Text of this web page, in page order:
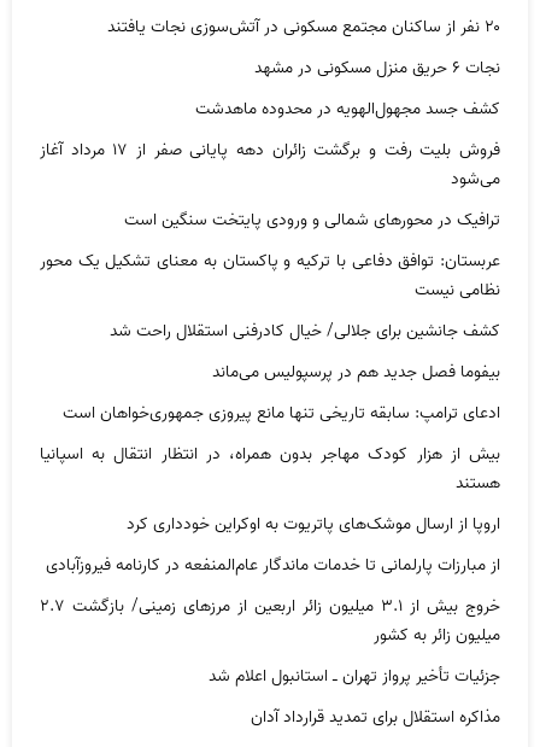
۲۰ نفر از ساکنان مجتمع مسکونی در آتش‌سوزی نجات یافتند
نجات ۶ حریق منزل مسکونی در مشهد
کشف جسد مجهول‌الهویه در محدوده ماهدشت
فروش بلیت رفت و برگشت زائران دهه پایانی صفر از ۱۷ مرداد آغاز
می‌شود
ترافیک در محورهای شمالی و ورودی پایتخت سنگین است
عربستان: توافق دفاعی با ترکیه و پاکستان به معنای تشکیل یک محور
نظامی نیست
کشف جانشین برای جلالی/ خیال کادرفنی استقلال راحت شد
بیفوما فصل جدید هم در پرسپولیس می‌ماند
ادعای ترامپ: سابقه تاریخی تنها مانع پیروزی جمهوری‌خواهان است
بیش از هزار کودک مهاجر بدون همراه، در انتظار انتقال به اسپانیا
هستند
اروپا از ارسال موشک‌های پاتریوت به اوکراین خودداری کرد
از مبارزات پارلمانی تا خدمات ماندگار عام‌المنفعه در کارنامه فیروزآبادی
خروج بیش از ۳.۱ میلیون زائر اربعین از مرزهای زمینی/ بازگشت ۲.۷
میلیون زائر به کشور
جزئیات تأخیر پرواز تهران ـ استانبول اعلام شد
مذاکره استقلال برای تمدید قرارداد آدان